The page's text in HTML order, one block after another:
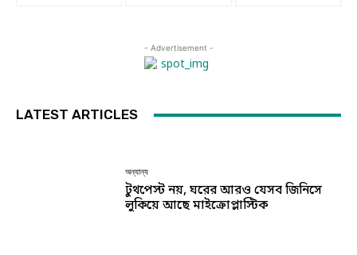
- Advertisement -
LATEST ARTICLES
অন্যান্য
টুথপেস্ট নয়, ঘরের আরও যেসব জিনিসে
লুকিয়ে আছে মাইক্রোপ্লাস্টিক